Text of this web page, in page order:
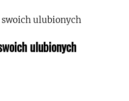
ulubionych